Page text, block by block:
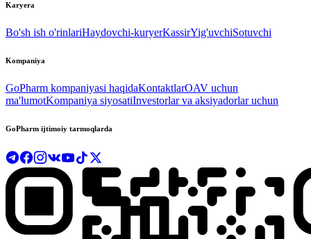
Karyera
Bo'sh ish o'rinlariHaydovchi-kuryerKassirYig'uvchiSotuvchi
Kompaniya
GoPharm kompaniyasi haqidaKontaktlarOAV uchun
ma'lumotKompaniya siyosatiInvestorlar va aksiyadorlar uchun
GoPharm ijtimoiy tarmoqlarda